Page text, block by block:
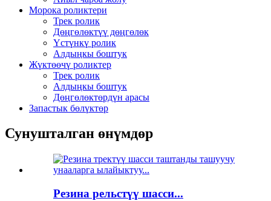
Морока роликтери
Трек ролик
Дөңгөлөктүү дөңгөлөк
Үстүнкү ролик
Алдыңкы боштук
Жүктөөчү роликтер
Трек ролик
Алдыңкы боштук
Дөңгөлөктөрдүн арасы
Запастык бөлүктөр
Сунушталган өнүмдөр
Резина рельстүү шасси...